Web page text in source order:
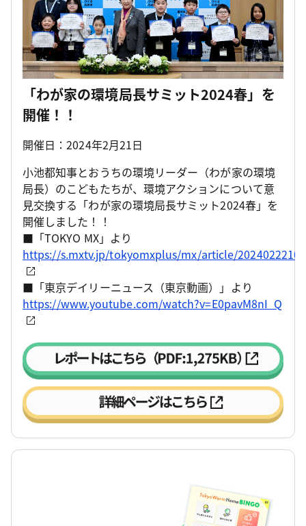
「わが家の環境局長サミット2024春」を
開催！！
開催日：2024年2月21日
小池都知事とおうちの環境リーダー（わが家の環境
局長）のこどもたちが、環境アクションについて意
見交換する「わが家の環境局長サミット2024春」を
開催しました！！
■「TOKYO MX」より
https://s.mxtv.jp/tokyomxplus/mx/article/
■「東京デイリーニュース（東京動画）」より
https://www.youtube.com/watch?v=E0pavM8nI_Q